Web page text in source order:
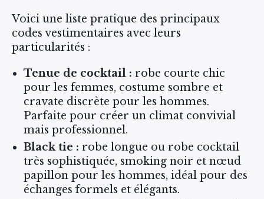
Voici une liste pratique des principaux
codes vestimentaires avec leurs
particularités :
Tenue de cocktail : robe courte chic
pour les femmes, costume sombre et
cravate discrète pour les hommes.
Parfaite pour créer un climat convivial
mais professionnel.
Black tie : robe longue ou robe cocktail
très sophistiquée, smoking noir et nœud
papillon pour les hommes, idéal pour des
échanges formels et élégants.